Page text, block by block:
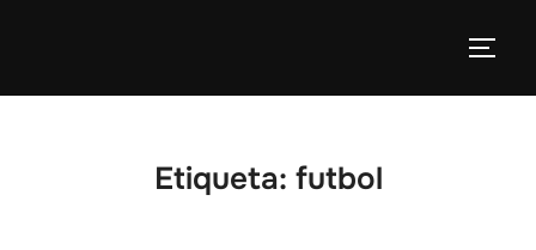
Etiqueta: futbol